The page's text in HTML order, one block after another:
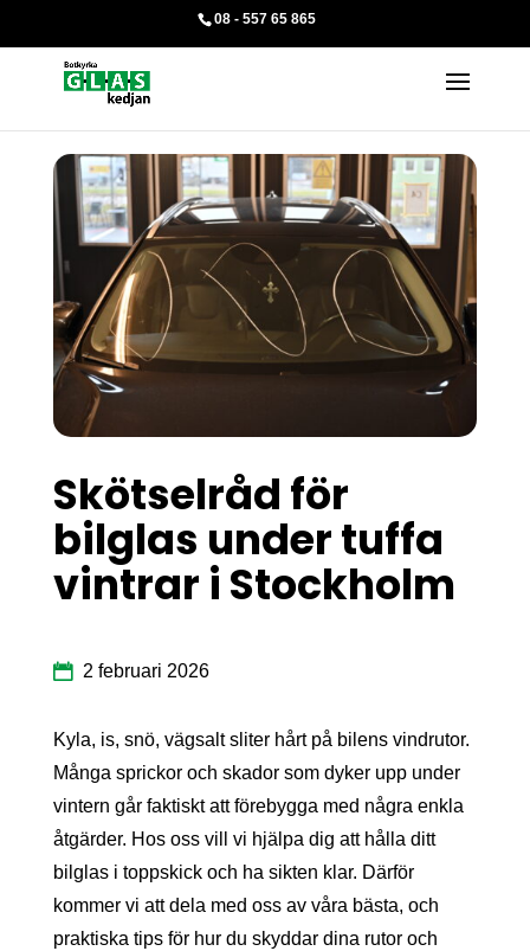
08 - 557 65 865
Skötselråd för
bilglas under tuffa
vintrar i Stockholm
2 februari 2026
Kyla, is, snö, vägsalt sliter hårt på bilens vindrutor.
Många sprickor och skador som dyker upp under
vintern går faktiskt att förebygga med några enkla
åtgärder. Hos oss vill vi hjälpa dig att hålla ditt
bilglas i toppskick och ha sikten klar. Därför
kommer vi att dela med oss av våra bästa, och
praktiska tips för hur du skyddar dina rutor och